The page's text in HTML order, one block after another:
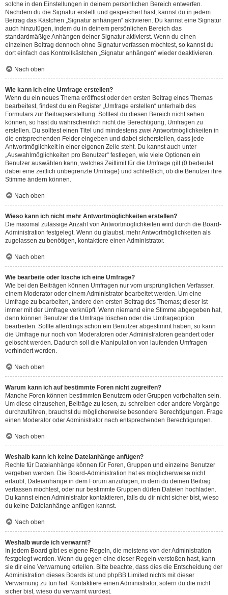
solche in den Einstellungen in deinem persönlichen Bereich entwerfen.
Nachdem du die Signatur erstellt und gespeichert hast, kannst du in jedem
Beitrag das Kästchen „Signatur anhängen“ aktivieren. Du kannst eine Signatur
auch hinzufügen, indem du in deinem persönlichen Bereich das
standardmäßige Anhängen deiner Signatur aktivierst. Wenn du einen
einzelnen Beitrag dennoch ohne Signatur verfassen möchtest, so kannst du
dort einfach das Kontrollkästchen „Signatur anhängen“ wieder deaktivieren.
Nach oben
Wie kann ich eine Umfrage erstellen?
Wenn du ein neues Thema eröffnest oder den ersten Beitrag eines Themas
bearbeitest, findest du ein Register „Umfrage erstellen“ unterhalb des
Formulars zur Beitragserstellung. Solltest du diesen Bereich nicht sehen
können, so hast du wahrscheinlich nicht die Berechtigung, Umfragen zu
erstellen. Du solltest einen Titel und mindestens zwei Antwortmöglichkeiten in
die entsprechenden Felder eingeben und dabei sicherstellen, dass jede
Antwortmöglichkeit in einer eigenen Zeile steht. Du kannst auch unter
„Auswahlmöglichkeiten pro Benutzer“ festlegen, wie viele Optionen ein
Benutzer auswählen kann, welches Zeitlimit für die Umfrage gilt (0 bedeutet
dabei eine zeitlich unbegrenzte Umfrage) und schließlich, ob die Benutzer ihre
Stimme ändern können.
Nach oben
Wieso kann ich nicht mehr Antwortmöglichkeiten erstellen?
Die maximal zulässige Anzahl von Antwortmöglichkeiten wird durch die Board-
Administration festgelegt. Wenn du glaubst, mehr Antwortmöglichkeiten als
zugelassen zu benötigen, kontaktiere einen Administrator.
Nach oben
Wie bearbeite oder lösche ich eine Umfrage?
Wie bei den Beiträgen können Umfragen nur vom ursprünglichen Verfasser,
einem Moderator oder einem Administrator bearbeitet werden. Um eine
Umfrage zu bearbeiten, ändere den ersten Beitrag des Themas; dieser ist
immer mit der Umfrage verknüpft. Wenn niemand eine Stimme abgegeben hat,
dann können Benutzer die Umfrage löschen oder die Umfrageoption
bearbeiten. Sollte allerdings schon ein Benutzer abgestimmt haben, so kann
die Umfrage nur noch von Moderatoren oder Administratoren geändert oder
gelöscht werden. Dadurch soll die Manipulation von laufenden Umfragen
verhindert werden.
Nach oben
Warum kann ich auf bestimmte Foren nicht zugreifen?
Manche Foren können bestimmten Benutzern oder Gruppen vorbehalten sein.
Um diese einzusehen, Beiträge zu lesen, zu schreiben oder andere Vorgänge
durchzuführen, brauchst du möglicherweise besondere Berechtigungen. Frage
einen Moderator oder Administrator nach entsprechenden Berechtigungen.
Nach oben
Weshalb kann ich keine Dateianhänge anfügen?
Rechte für Dateianhänge können für Foren, Gruppen und einzelne Benutzer
vergeben werden. Die Board-Administration hat es möglicherweise nicht
erlaubt, Dateianhänge in dem Forum anzufügen, in dem du deinen Beitrag
verfassen möchtest, oder nur bestimmte Gruppen dürfen Dateien hochladen.
Du kannst einen Administrator kontaktieren, falls du dir nicht sicher bist, wieso
du keine Dateianhänge anfügen kannst.
Nach oben
Weshalb wurde ich verwarnt?
In jedem Board gibt es eigene Regeln, die meistens von der Administration
festgelegt werden. Wenn du gegen eine dieser Regeln verstoßen hast, kann
sie dir eine Verwarnung erteilen. Bitte beachte, dass dies die Entscheidung der
Administration dieses Boards ist und phpBB Limited nichts mit dieser
Verwarnung zu tun hat. Kontaktiere einen Administrator, sofern du die nicht
sicher bist, wieso du verwarnt wurdest.